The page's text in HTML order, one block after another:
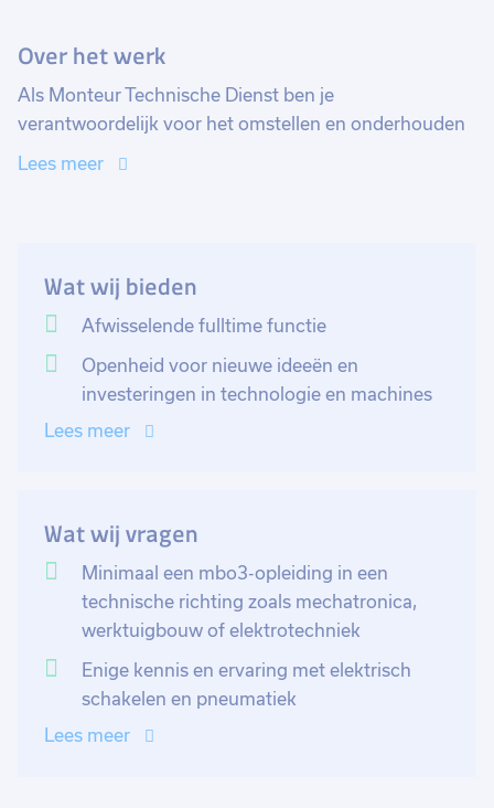
Over het werk
Als Monteur Technische Dienst ben je
verantwoordelijk voor het omstellen en onderhouden
van verschillende machines. Naast geplande taken
extruders en thermovormmachines.
Je maakt deel uit van een klein, hecht team van
ervaren professionals. Een dynamische omgeving
waar collegialiteit hoog in het vaandel staat en waar
ruimte is voor humor, maar waar kwaliteit altijd voorop
Lees meer
Wat wij bieden
Afwisselende fulltime functie
Openheid voor nieuwe ideeën en
investeringen in technologie en machines
Lees meer
Wat wij vragen
Minimaal een mbo3-opleiding in een
technische richting zoals mechatronica,
werktuigbouw of elektrotechniek
Enige kennis en ervaring met elektrisch
schakelen en pneumatiek
Lees meer